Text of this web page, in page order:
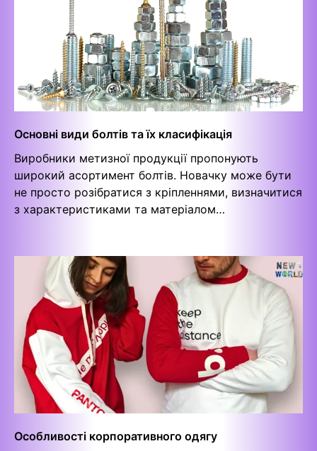
Основні види болтів та їх класифікація
Виробники метизної продукції пропонують
широкий асортимент болтів. Новачку може бути
не просто розібратися з кріпленнями, визначитися
з характеристиками та матеріалом…
Особливості корпоративного одягу